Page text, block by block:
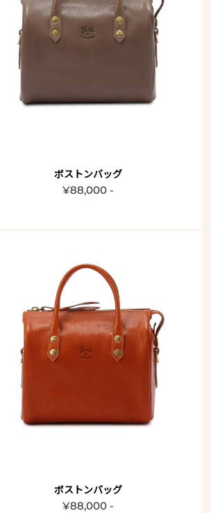
ボストンバッグ
¥88,000 -
ボストンバッグ
¥88,000 -